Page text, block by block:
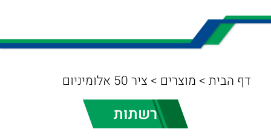
דף הבית>מוצרים >ציר 50 אלומיניום
רשתות